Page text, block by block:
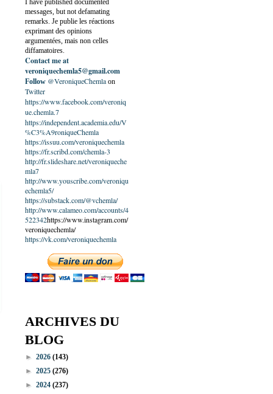
I have published documented
messages, but not defamating
remarks. Je publie les réactions
exprimant des opinions
argumentées, mais non celles
diffamatoires.
Contact me at
veroniquechemla5@gmail.com
Follow @VeroniqueChemlaon
Twitter
https://www.facebook.com/veroniq
ue.chemla.7
https://independent.academia.edu/V
%C3%A9roniqueChemla
https://issuu.com/veroniquechemla
https://fr.scribd.com/chemla-3
http://fr.slideshare.net/veroniqueche
mla7
http://www.youscribe.com/veroniqu
echemla5/
https://substack.com/@vchemla/
http://www.calameo.com/accounts/4
522342https://www.instagram.com/
veroniquechemla/
https://vk.com/veroniquechemla
ARCHIVES DU
BLOG
► 2026 (143)
► 2025 (276)
► 2024 (237)